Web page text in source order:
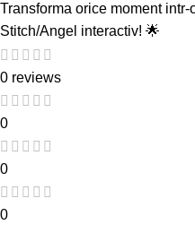
Transforma orice moment
Stitch/Angel interactiv! 🌟
0 reviews
0
0
0